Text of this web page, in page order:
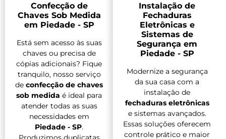
Confecção de
Chaves Sob Medida
em Piedade - SP
Está sem acesso às suas
chaves ou precisa de
cópias adicionais? Fique
tranquilo, nosso serviço
de confecção de chaves
sob medida é ideal para
atender todas as suas
necessidades em
Piedade - SP.
Instalação de
Fechaduras
Eletrônicas e
Sistemas de
Segurança em
Piedade - SP
Modernize a segurança
da sua casa com a
instalação de
fechaduras eletrônicas
e sistemas avançados.
Essas soluções oferecem
controle prático e maior